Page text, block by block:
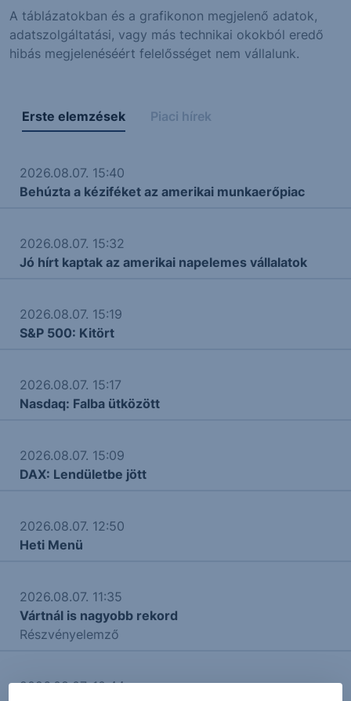
A táblázatokban és a grafikonon megjelenő adatok,
adatszolgáltatási, vagy más technikai okokból eredő
hibás megjelenéséért felelősséget nem vállalunk.
Erste elemzések Piaci hírek
2026.08.07. 15:40
Behúzta a kéziféket az amerikai munkaerőpiac
2026.08.07. 15:32
Jó hírt kaptak az amerikai napelemes vállalatok
2026.08.07. 15:19
S&P 500: Kitört
2026.08.07. 15:17
Nasdaq: Falba ütközött
2026.08.07. 15:09
DAX: Lendületbe jött
2026.08.07. 12:50
Heti Menü
2026.08.07. 11:35
Vártnál is nagyobb rekord
Részvényelemző
2026.08.07. 10:44